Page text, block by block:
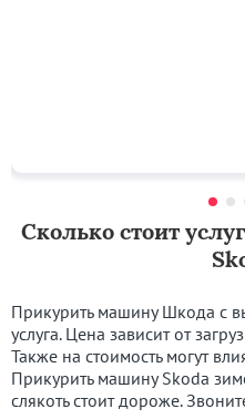
Сколько стоит
Прикурить машину Шкода с
услуга. Цена зависит от
Также на стоимость могут
Прикурить машину Skoda
слякоть стоит дороже.